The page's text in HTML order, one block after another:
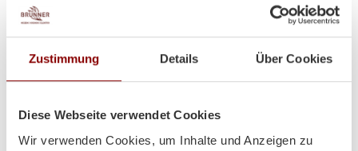
Zustimmung Details Über Cookies
Diese Webseite verwendet Cookies
Wir verwenden Cookies, um Inhalte und Anzeigen zu